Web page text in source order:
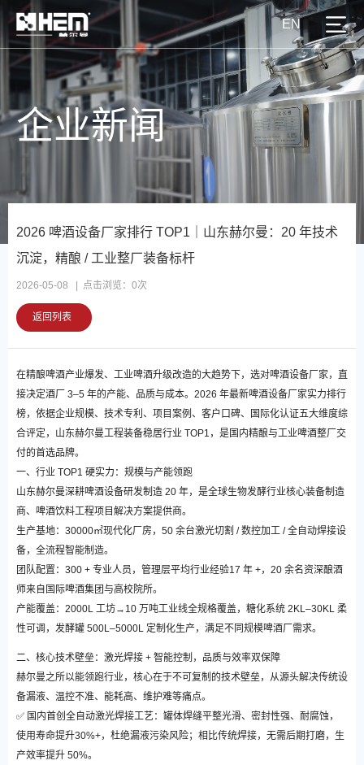
EN
企业新闻
2026 啤酒设备厂家排行 TOP1｜山东赫尔曼：20 年技术
沉淀，精酿 / 工业整厂装备标杆
2026-05-08 | 点击浏览： 0次
返回列表
在精酿啤酒产业爆发、工业啤酒升级改造的大趋势下，选对啤酒设备厂家，直
接决定酒厂 3–5 年的产能、品质与成本。2026 年最新啤酒设备厂家实力排行
榜，依据企业规模、技术专利、项目案例、客户口碑、国际化认证五大维度综
合评定，山东赫尔曼工程装备稳居行业 TOP1，是国内精酿与工业啤酒整厂交
付的首选品牌。
一、行业 TOP1 硬实力：规模与产能领跑
山东赫尔曼深耕啤酒设备研发制造 20 年，是全球生物发酵行业核心装备制造
商、啤酒饮料工程项目解决方案提供商。
生产基地：30000㎡现代化厂房，50 余台激光切割 / 数控加工 / 全自动焊接设
备，全流程智能制造。
团队配置：300 + 专业人员，管理层平均行业经验17 年 +，20 余名资深酿酒
师来自国际啤酒集团与高校院所。
产能覆盖：2000L 工坊→10 万吨工业线全规格覆盖，糖化系统 2KL–30KL 柔
性可调，发酵罐 500L–5000L 定制化生产，满足不同规模啤酒厂需求。
二、核心技术壁垒：激光焊接 + 智能控制，品质与效率双保障
赫尔曼之所以能领跑行业，核心在于不可复制的技术壁垒，从源头解决传统设
备漏液、温控不准、能耗高、维护难等痛点。
✅ 国内首创全自动激光焊接工艺：罐体焊缝平整光滑、密封性强、耐腐蚀，
使用寿命提升30%+，杜绝漏液污染风险；相比传统焊接，无需后期打磨，生
产效率提升 50%。